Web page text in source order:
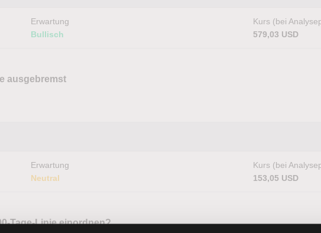
Erwartung
Bullisch
Kurs (bei
579,03 USD
ausgebremst
Erwartung
Neutral
Kurs (bei
153,05 USD
Tage-Linie einordnen?